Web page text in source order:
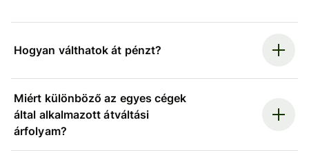
Hogyan válthatok át pénzt?
Miért különböző az egyes cégek
által alkalmazott átváltási
árfolyam?